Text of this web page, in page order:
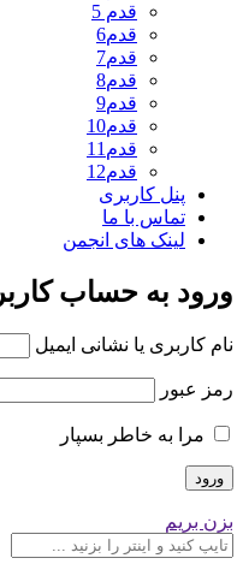
قدم 5
قدم6
قدم7
قدم8
قدم9
قدم10
قدم11
قدم12
پنل کاربری
تماس با ما
لینک های انجمن
ورود به حساب
نام کاربری یا نشانی ایمیل
رمز عبور
مرا به خاطر بسپار
بزن بریم